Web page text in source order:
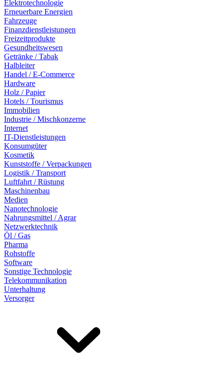
Elektrotechnologie
Erneuerbare Energien
Fahrzeuge
Finanzdienstleistungen
Freizeitprodukte
Gesundheitswesen
Getränke / Tabak
Halbleiter
Handel / E-Commerce
Hardware
Holz / Papier
Hotels / Tourismus
Immobilien
Industrie / Mischkonzerne
Internet
IT-Dienstleistungen
Konsumgüter
Kosmetik
Kunststoffe / Verpackungen
Logistik / Transport
Luftfahrt / Rüstung
Maschinenbau
Medien
Nanotechnologie
Nahrungsmittel / Agrar
Netzwerktechnik
Öl / Gas
Pharma
Rohstoffe
Software
Sonstige Technologie
Telekommunikation
Unterhaltung
Versorger